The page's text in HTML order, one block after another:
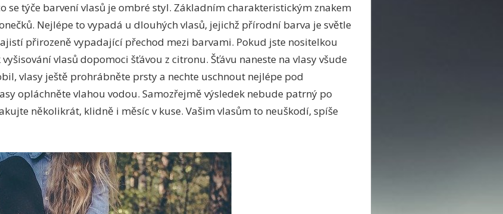
se týče barvení vlasů je ombré styl. Základním charakteristickým znakem
Nejlépe to vypadá u dlouhých vlasů, jejichž přírodní barva je světle
přirozeně vypadající přechod mezi barvami. Pokud jste nositelkou
vlasů dopomoci šťávou z citronu. Šťávu naneste na vlasy všude
vlasy ještě prohrábněte prsty a nechte uschnout nejlépe pod
opláchněte vlahou vodou. Samozřejmě výsledek nebude patrný po
několikrát, klidně i měsíc v kuse. Vašim vlasům to neuškodí, spíše